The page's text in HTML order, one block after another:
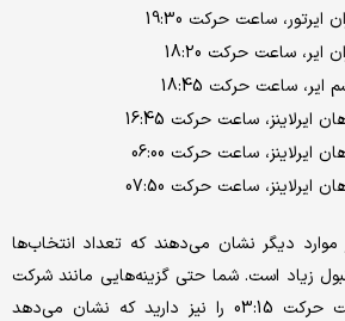
ساعت حرکت 19:30
ساعت حرکت 18:20
ساعت حرکت 18:45
ساعت حرکت 16:45
ساعت حرکت 06:00
ساعت حرکت 07:50
دیگر نشان می‌دهند که تعداد انتخاب‌ها
زیاد است. شما حتی گزینه‌هایی مانند شرکت
هواپیمایی قشم ایر، ساعت حرکت 03:15 را نیز دارید که نشان می‌دهد